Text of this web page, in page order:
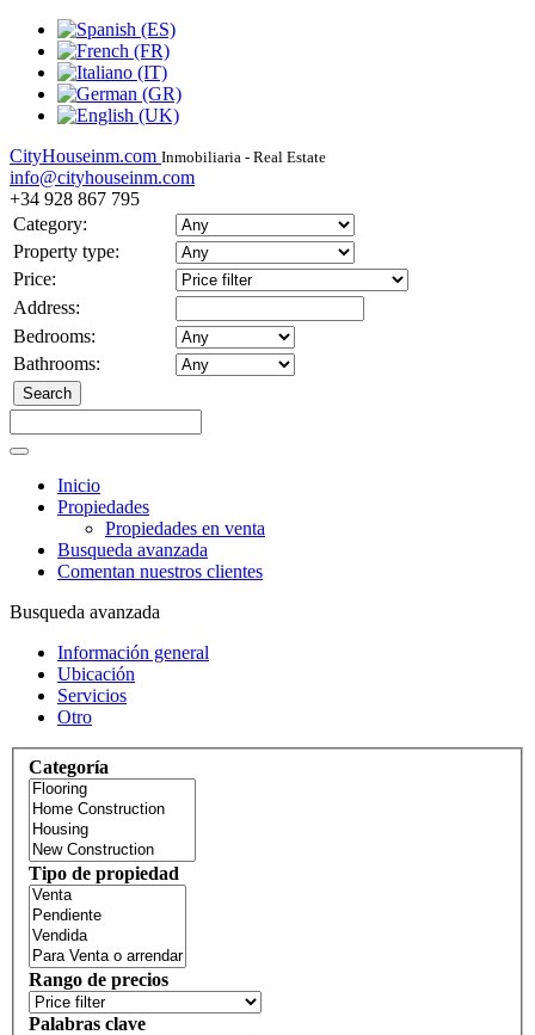
CityHouseinm.com Inmobiliaria - Real Estate
info@cityhouseinm.com
+34 928 867 795
Category:
Property type:
Price:
Address:
Bedrooms:
Bathrooms:
Inicio
Propiedades
Propiedades en venta
Busqueda avanzada
Comentan nuestros clientes
Busqueda avanzada
Información general
Ubicación
Servicios
Otro
Categoría
Tipo de propiedad
Rango de precios
Palabras clave